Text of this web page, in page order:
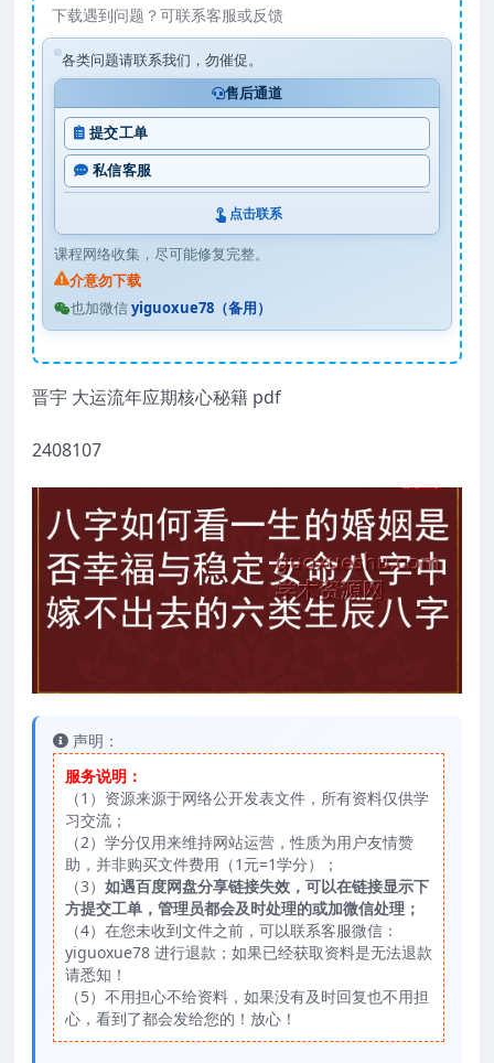
下载遇到问题？可联系客服或反馈
各类问题请联系我们，勿催促。
售后通道
提交工单
私信客服
点击联系
课程网络收集，尽可能修复完整。
介意勿下载
也加微信yiguoxue78（备用）
晋宇 大运流年应期核心秘籍 pdf
2408107
声明：
服务说明：
（1）资源来源于网络公开发表文件，所有资料仅供学
习交流；
（2）学分仅用来维持网站运营，性质为用户友情赞
助，并非购买文件费用（1元=1学分）；
（3） 如遇百度网盘分享链接失效，可以在链接显示下
方提交工单，管理员都会及时处理的或加微信处理；
（4）在您未收到文件之前，可以联系客服微信：
yiguoxue78 进行退款；如果已经获取资料是无法退款
请悉知！
（5）不用担心不给资料，如果没有及时回复也不用担
心，看到了都会发给您的！放心！